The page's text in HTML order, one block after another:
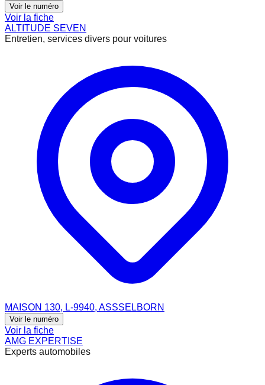
Voir le numéro
Voir la fiche
ALTITUDE SEVEN
Entretien, services divers pour voitures
MAISON 130, L-9940, ASSSELBORN
Voir le numéro
Voir la fiche
AMG EXPERTISE
Experts automobiles